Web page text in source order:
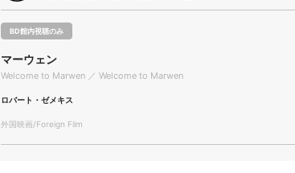
BD館内視聴のみ
マーウェン
Welcome to Marwen ／ Welcome to Marwen
ロバート・ゼメキス
外国映画/Foreign Film